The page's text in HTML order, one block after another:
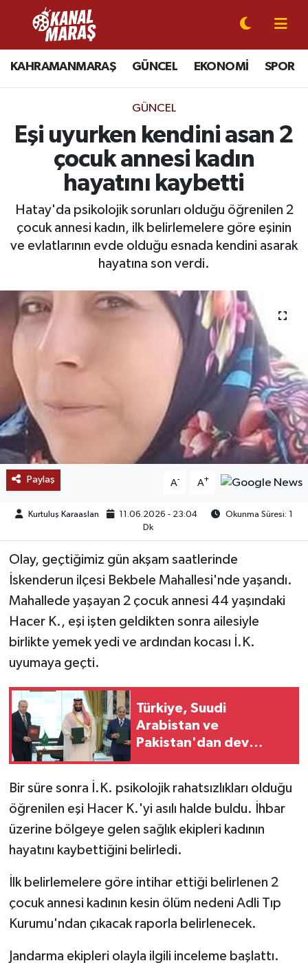
KAHRAMANMARAŞ GÜNCEL EKONOMİ SPOR
GÜNCEL
Eşi uyurken kendini asan 2
çocuk annesi kadın
hayatını kaybetti
Hatay'da psikolojik sorunları olduğu öğrenilen 2
çocuk annesi kadın, ilk belirlemelere göre eşinin
ve evlatlarının evde olduğu esnada kendini asarak
hayatına son verdi.
Paylaş A- A+
Kurtuluş Karaaslan 11.06.2026 - 23:04
Okunma Süresi: 1
Dk
Olay, geçtiğimiz gün akşam saatlerinde
İskenderun ilçesi Bekbele Mahallesi'nde yaşandı.
Mahallede yaşayan 2 çocuk annesi 44 yaşındaki
Hacer K., eşi işten geldikten sonra ailesiyle
birlikte yemek yedi ve ardından kocası İ.K.
uyumaya geçti.
Türkiye, Suudi
Arabistan ve
Pakistan'dan dev
Bir süre sonra İ.K. psikolojik rahatsızlıkları olduğu
öğrenilen eşi Hacer K.'yi asılı halde buldu. İhbar
üzerine bölgeye gelen sağlık ekipleri kadının
hayatını kaybettiğini belirledi.
İlk belirlemelere göre intihar ettiği belirlenen 2
çocuk annesi kadının kesin ölüm nedeni Adli Tıp
Kurumu'ndan çıkacak raporla belirlenecek.
Jandarma ekipleri olayla ilgili inceleme başlattı.
CANLI YAYIN
KAHRAMANMARAŞ
GÜNCEL
SPOR
SİYASET
EKONOMİ
MAGAZİN
SAĞLIK
EĞİTİM
BÖLGE
KEŞFET
POPÜLER
DÜNYA
TREND
MEDYA
OTOMOTİV
TEKNOLOJİ
KÜLTÜR SANAT
Kahramanmaraş Nöbetçi Eczaneler
Kahramanmaraş Hava Durumu
Kahramanmaraş Namaz Vakitleri
Kahramanmaraş Trafik Yoğunluk Haritası
Süper Lig Puan Durumu ve Fikstür
Tüm Manşetler
Son Dakika Haberleri
Haber Arşivi